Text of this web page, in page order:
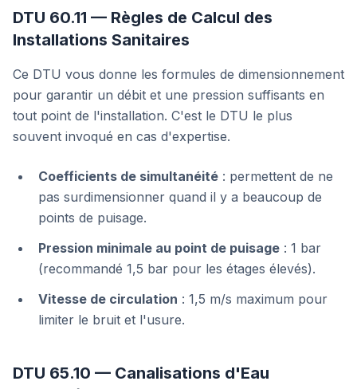
DTU 60.11 — Règles de Calcul des
Installations Sanitaires
Ce DTU vous donne les formules de dimensionnement
pour garantir un débit et une pression suffisants en
tout point de l'installation. C'est le DTU le plus
souvent invoqué en cas d'expertise.
Coefficients de simultanéité : permettent de ne
pas surdimensionner quand il y a beaucoup de
points de puisage.
Pression minimale au point de puisage : 1 bar
(recommandé 1,5 bar pour les étages élevés).
Vitesse de circulation : 1,5 m/s maximum pour
limiter le bruit et l'usure.
DTU 65.10 — Canalisations d'Eau